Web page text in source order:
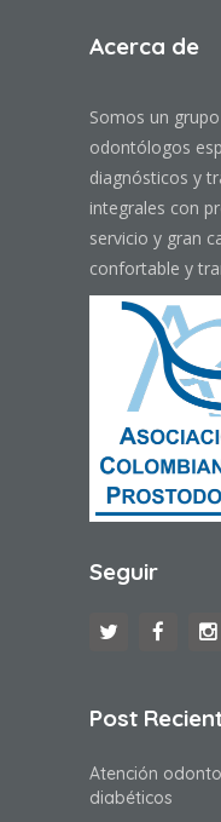
Acerca de
Somos un
odontólogos
diagnósticos y
integrales con
servicio y gran
confortable y
Seguir
Post
Atención
diabéticos